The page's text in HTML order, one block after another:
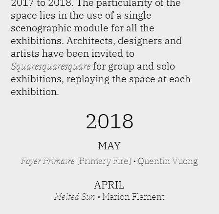
space lies in the use of a single
scenographic module for all the
exhibitions. Architects, designers and
artists have been invited to
Squaresquaresquare for group and solo
exhibitions, replaying the space at each
exhibition.
2018
MAY
Foyer Primaire [Primary Fire] • Quentin Vuong
APRIL
Melted Sun • Marion Flament